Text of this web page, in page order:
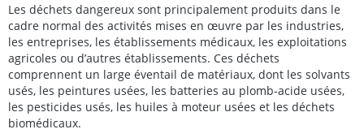
Les déchets dangereux sont principalement produits dans le
cadre normal des activités mises en œuvre par les industries,
les entreprises, les établissements médicaux, les exploitations
agricoles ou d’autres établissements. Ces déchets
comprennent un large éventail de matériaux, dont les solvants
usés, les peintures usées, les batteries au plomb-acide usées,
les pesticides usés, les huiles à moteur usées et les déchets
biomédicaux.